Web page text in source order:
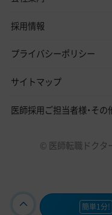
簡単1分!
採用情報
プライバシーポリシー
サイトマップ
医師採用ご担当者様・そ
© 医師転職ドクタ